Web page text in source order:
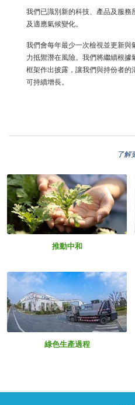
我們已識別新的科技、產品及服務
及適應氣候變化。
我們會每年最少一次檢視並更新與
力抵禦潛在風險。我們將繼續根據
框架作出披露，讓我們與持份者的
可持續增長。
了解
推動中和
綠色生產過程